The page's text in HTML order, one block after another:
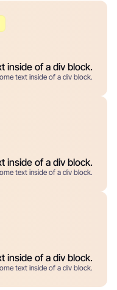
inside of a div block.
text inside of a div block.
inside of a div block.
text inside of a div block.
inside of a div block.
text inside of a div block.